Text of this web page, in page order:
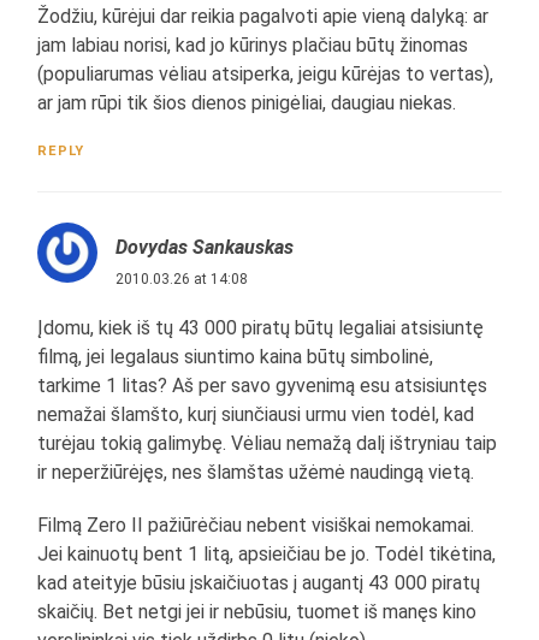
Žodžiu, kūrėjui dar reikia pagalvoti apie vieną dalyką: ar
jam labiau norisi, kad jo kūrinys plačiau būtų žinomas
(populiarumas vėliau atsiperka, jeigu kūrėjas to vertas),
ar jam rūpi tik šios dienos pinigėliai, daugiau niekas.
REPLY
Dovydas Sankauskas
2010.03.26 at 14:08
Įdomu, kiek iš tų 43 000 piratų būtų legaliai atsisiuntę
filmą, jei legalaus siuntimo kaina būtų simbolinė,
tarkime 1 litas? Aš per savo gyvenimą esu atsisiuntęs
nemažai šlamšto, kurį siunčiausi urmu vien todėl, kad
turėjau tokią galimybę. Vėliau nemažą dalį ištryniau taip
ir neperžiūrėjęs, nes šlamštas užėmė naudingą vietą.
Filmą Zero II pažiūrėčiau nebent visiškai nemokamai.
Jei kainuotų bent 1 litą, apsieičiau be jo. Todėl tikėtina,
kad ateityje būsiu įskaičiuotas į augantį 43 000 piratų
skaičių. Bet netgi jei ir nebūsiu, tuomet iš manęs kino